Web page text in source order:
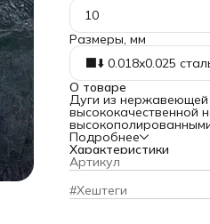
10
Размеры, мм
⬛️⬇️ 0.018x0.025
О товаре
Дуги из нержавеющей
высококачественной
уменьшения трения.
средних и поздних
заключительной дуги.
Сплав 304V проходит
для достижения
структуры. Этот
качества,
Подробнее
Характеристики
Артикул
#Хештеги